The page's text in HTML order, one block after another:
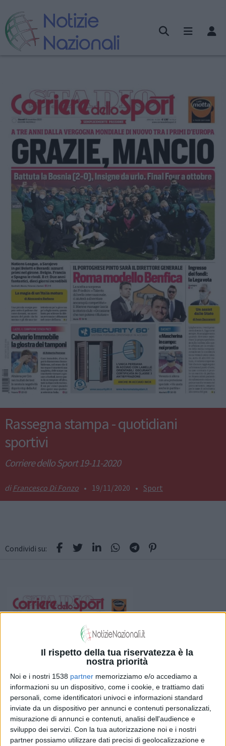
Il rispetto della tua riservatezza è la
nostra priorità
Noi e i nostri 1538 partner memorizziamo e/o accediamo a
informazioni su un dispositivo, come i cookie, e trattiamo dati
personali, come identificatori univoci e informazioni standard
inviate da un dispositivo per annunci e contenuti personalizzati,
misurazione di annunci e contenuti, analisi dell'audience e
sviluppo dei servizi. Con la tua autorizzazione noi e i nostri
partner possiamo utilizzare dati precisi di geolocalizzazione e
Rassegna stampa - quotidiani
sportivi
Corriere dello Sport 19-11-2020
Francesco Di Fonzo • 19/11/2020 • Sport
Condividi su: